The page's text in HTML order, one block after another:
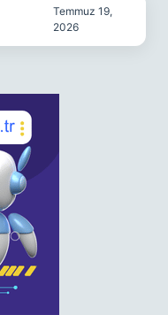
Temmuz 19,
2026